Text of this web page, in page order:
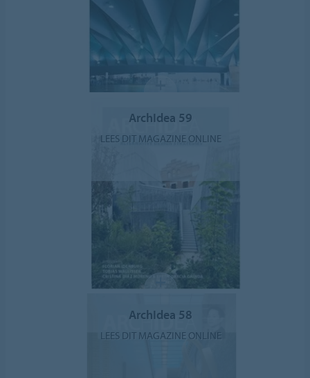
ArchIdea 59
LEES DIT MAGAZINE ONLINE
ArchIdea 58
LEES DIT MAGAZINE ONLINE